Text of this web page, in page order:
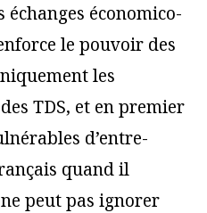
échanges économico-
le pouvoir des
les
TDS, et en premier
d’entre-
quand il
ne peut pas ignorer